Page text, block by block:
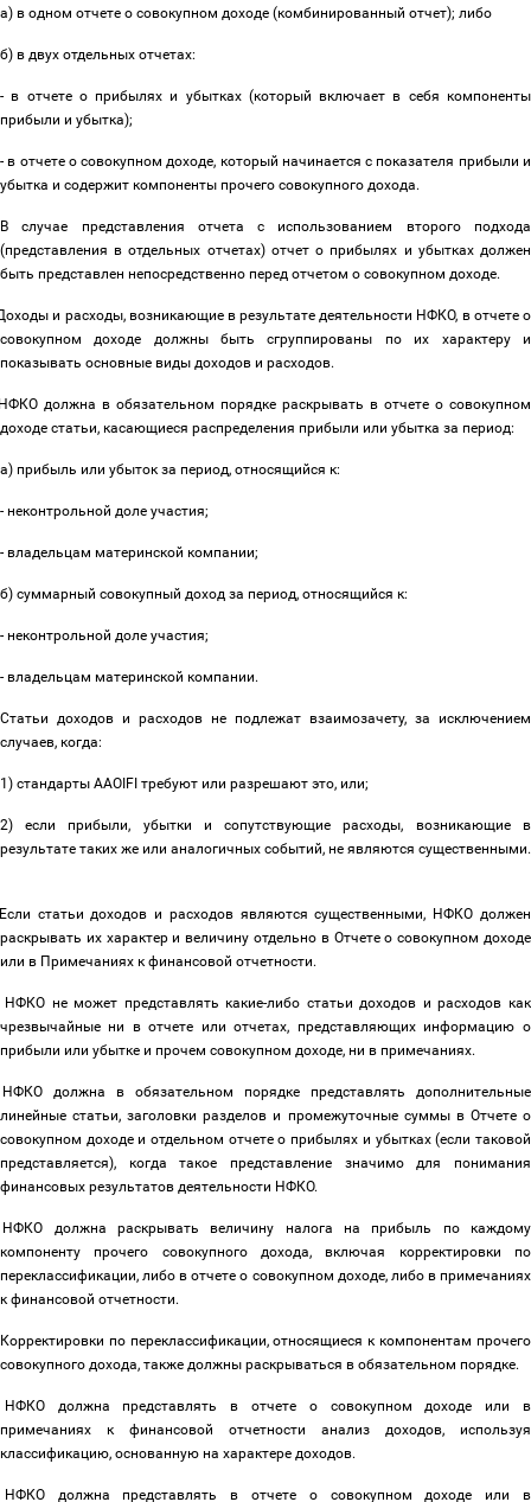
а) в одном отчете о совокупном доходе (комбинированный отчет); либо
б) в двух отдельных отчетах:
- в отчете о прибылях и убытках (который включает в себя компоненты
прибыли и убытка);
- в отчете о совокупном доходе, который начинается с показателя прибыли и
убытка и содержит компоненты прочего совокупного дохода.
В случае представления отчета с использованием второго подхода
(представления в отдельных отчетах) отчет о прибылях и убытках должен
быть представлен непосредственно перед отчетом о совокупном доходе.
и расходы, возникающие в результате деятельности НФКО, в отчете о
совокупном доходе должны быть сгруппированы по их характеру и
показывать основные виды доходов и расходов.
должна в обязательном порядке раскрывать в отчете о совокупном
доходе статьи, касающиеся распределения прибыли или убытка за период:
а) прибыль или убыток за период, относящийся к:
- неконтрольной доле участия;
- владельцам материнской компании;
б) суммарный совокупный доход за период, относящийся к:
- неконтрольной доле участия;
- владельцам материнской компании.
Статьи доходов и расходов не подлежат взаимозачету, за исключением
случаев, когда:
1) стандарты AAOIFI требуют или разрешают это, или;
2) если прибыли, убытки и сопутствующие расходы, возникающие в
результате таких же или аналогичных событий, не являются существенными.
статьи доходов и расходов являются существенными, НФКО должен
раскрывать их характер и величину отдельно в Отчете о совокупном доходе
или в Примечаниях к финансовой отчетности.
не может представлять какие-либо статьи доходов и расходов как
чрезвычайные ни в отчете или отчетах, представляющих информацию о
прибыли или убытке и прочем совокупном доходе, ни в примечаниях.
НФКО должна в обязательном порядке представлять дополнительные
линейные статьи, заголовки разделов и промежуточные суммы в Отчете о
совокупном доходе и отдельном отчете о прибылях и убытках (если таковой
представляется), когда такое представление значимо для понимания
финансовых результатов деятельности НФКО.
НФКО должна раскрывать величину налога на прибыль по каждому
компоненту прочего совокупного дохода, включая корректировки по
переклассификации, либо в отчете о совокупном доходе, либо в примечаниях
к финансовой отчетности.
Корректировки по переклассификации, относящиеся к компонентам прочего
совокупного дохода, также должны раскрываться в обязательном порядке.
НФКО должна представлять в отчете о совокупном доходе или в
примечаниях к финансовой отчетности анализ доходов, используя
классификацию, основанную на характере доходов.
НФКО должна представлять в отчете о совокупном доходе или в